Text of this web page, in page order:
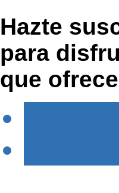
Hazte
para
que